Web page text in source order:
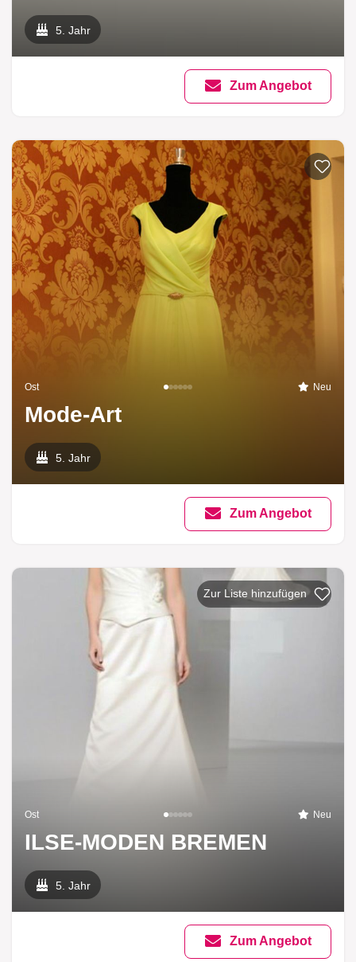
5. Jahr
Zum Angebot
Ost Neu
Mode-Art
5. Jahr
Zum Angebot
Zur Liste hinzufügen
Ost Neu
ILSE-MODEN BREMEN
5. Jahr
Zum Angebot